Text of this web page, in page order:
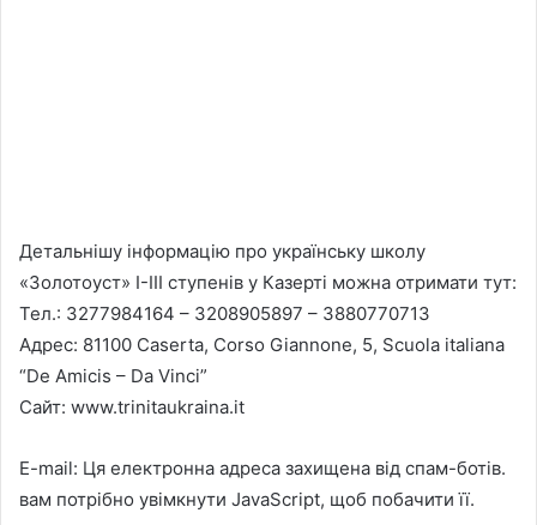
Детальнішу інформацію про українську школу
«Золотоуст» І-ІІІ ступенів у Казерті можна отримати тут:
Тел.: 3277984164 – 3208905897 – 3880770713
Адрес: 81100 Caserta, Corso Giannone, 5, Scuola italiana
“De Amicis – Da Vinci”
Сайт: www.trinitaukraina.it
E-mail: Ця електронна адреса захищена від спам-ботів.
вам потрібно увімкнути JavaScript, щоб побачити її.